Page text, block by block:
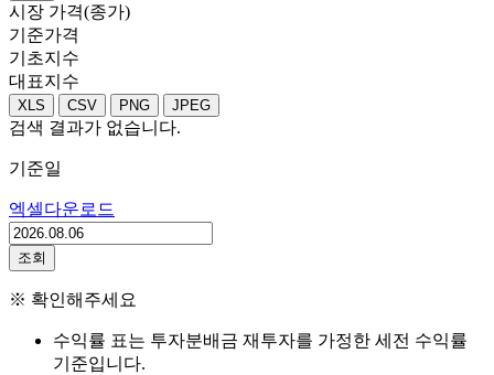
시장 가격(종가)
기준가격
기초지수
대표지수
XLS CSV PNG JPEG
검색 결과가 없습니다.
기준일
엑셀다운로드
조회
※ 확인해주세요
수익률 표는 투자분배금 재투자를 가정한 세전 수익률
기준입니다.